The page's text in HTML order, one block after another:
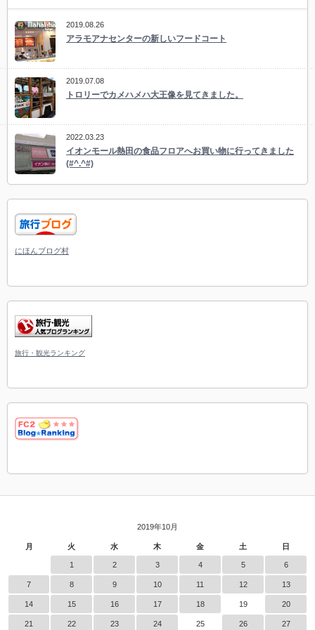
2019.08.26
アラモアナセンターの新しいフードコート
2019.07.08
トロリーでカメハメハ大王像を見てきました。
2022.03.23
イオンモール熱田の食品フロアへお買い物に行ってきました
(#^.^#)
にほんブログ村
旅行・観光ランキング
2019年10月
月 火 水 木 金 土 日
1 2 3 4 5 6
7 8 9 10 11 12 13
14 15 16 17 18 19 20
21 22 23 24 25 26 27